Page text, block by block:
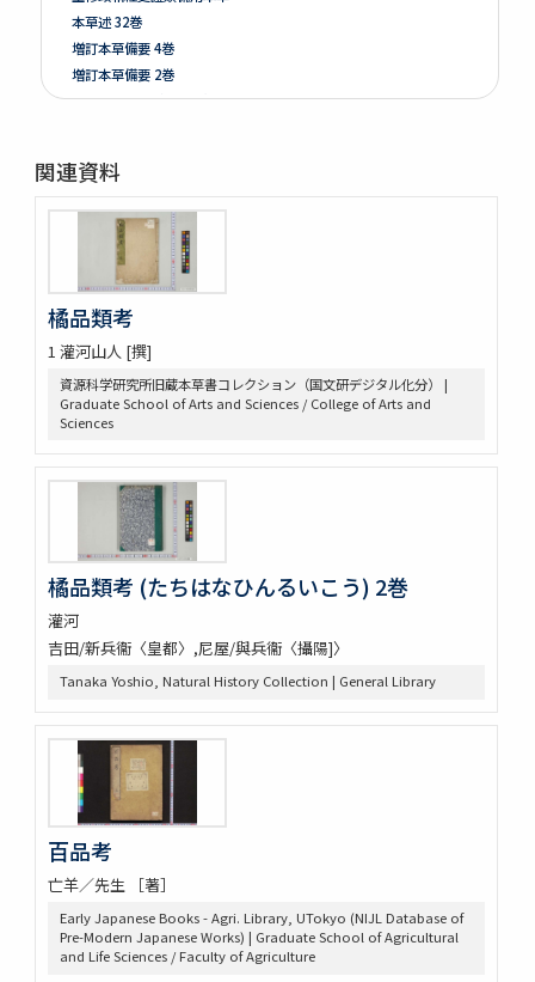
本草述 32巻
増訂本草備要 4巻
増訂本草備要 2巻
本草彙言 20巻 (存15巻)
昆蟲草木略 2巻
爾雅註疏 11巻
格致鏡原 100巻
類林新咏 36巻
藥性本草約言 4巻
開拓使官園動植品類簿
救荒野譜 1巻補遺1巻坿救荒辟穀諸方
灌園草木識 6巻
南方草木状 3巻坿桂海草木志
坂本浩然菌譜
茘枝譜 : 七篇第一
天工開物 3巻
嶺表録異 3巻
南産志
續脩臺灣府志
中山傳信録 6巻/ (清) 徐葆光纂
廣東新語 28巻
農政全書 60巻
花暦百詠 2巻坿百花賦考百花和稱
事物異名録 40巻
重刊巣氏諸病源候緫論 50巻 (存45巻)
遠西醫方名物考 36巻補遺9巻
資源科学研究所旧蔵本草書コレクション（国文研デジタル化分）
神農本草経
紹興校定經史證類備急本草 / 王繼先[ほか編]
本草綱目 52巻序目1巻圖3巻瀕湖脉學1巻奇經八脉攷1巻脉訣攷證1巻
坿本草綱目拾遺10巻坿本草萬方鍼線8巻 / (明) 李時珍撰輯 ; (清) 呉毓
関連資料
橘品類考
1 灌河山人 [撰]
資源科学研究所旧蔵本草書コレクション（国文研デジタル化分） |
Graduate School of Arts and Sciences / College of Arts and
Sciences
橘品類考 (たちはなひんるいこう) 2巻
灌河
吉田/新兵衞〈皇都〉,尼屋/與兵衞〈攝陽]〉
Tanaka Yoshio, Natural History Collection | General Library
百品考
亡羊／先生 ［著］
Early Japanese Books - Agri. Library, UTokyo (NIJL Database of
Pre-Modern Japanese Works) | Graduate School of Agricultural
and Life Sciences / Faculty of Agriculture